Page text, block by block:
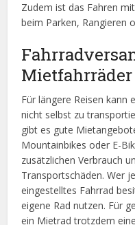
Zudem ist das Fahren
beim Parken, Rangieren
Für längere Reisen kann
nicht selbst zu
gibt es gute
Mountainbikes oder E-
zusätzlichen Verbrauch
Transportschäden. Wer
eingestelltes Fahrrad
eigene Rad nutzen. Für
ein Mietrad trotzdem